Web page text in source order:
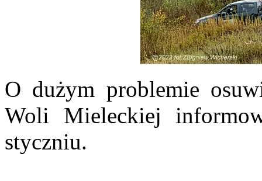
O dużym problemie
Woli Mieleckiej
styczniu.